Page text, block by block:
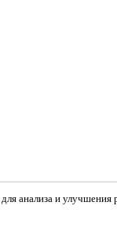
для анализа и улучшения